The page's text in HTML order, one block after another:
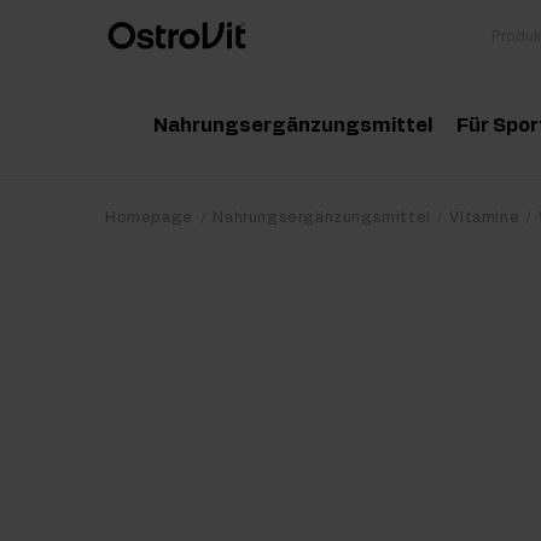
Nahrungsergänzungsmittel Für
Homepage Nahrungsergänzungsmittel Vitamine